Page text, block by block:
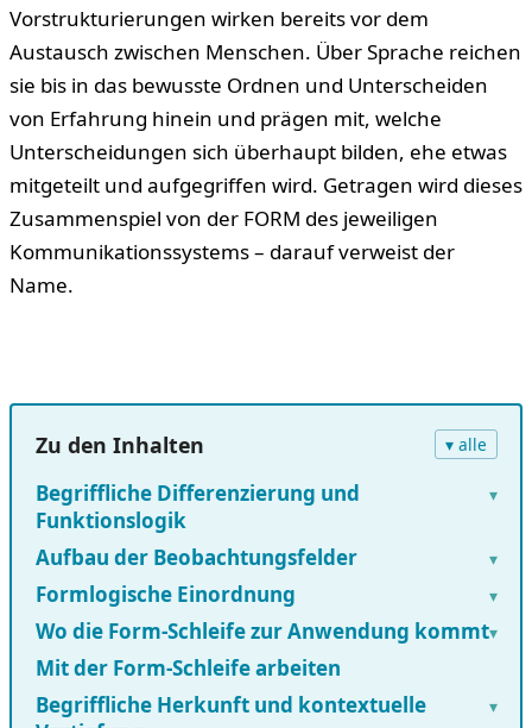
Vorstrukturierungen wirken bereits vor dem
Austausch zwischen Menschen. Über Sprache reichen
sie bis in das bewusste Ordnen und Unterscheiden
von Erfahrung hinein und prägen mit, welche
Unterscheidungen sich überhaupt bilden, ehe etwas
mitgeteilt und aufgegriffen wird. Getragen wird dieses
Zusammenspiel von der FORM des jeweiligen
Kommunikationssystems – darauf verweist der
Name.
Zu den Inhalten ▾ alle
Begriffliche Differenzierung und
Funktionslogik
▾
Aufbau der Beobachtungsfelder ▾
Formlogische Einordnung ▾
Wo die Form-Schleife zur Anwendung kommt▾
Mit der Form-Schleife arbeiten
Begriffliche Herkunft und kontextuelle
▾